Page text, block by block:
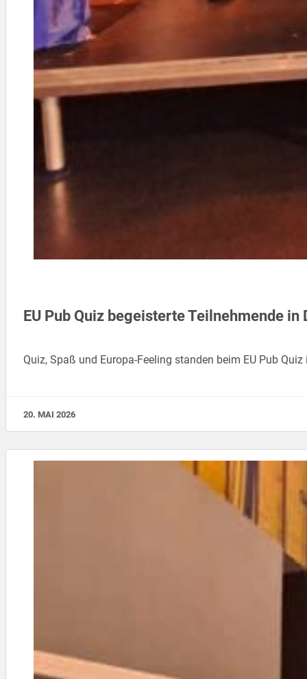
EU Pub Quiz begeisterte Teilnehmende in
Quiz, Spaß und Europa-Feeling standen beim EU Pub
20. MAI 2026